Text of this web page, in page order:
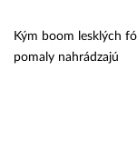
Kým boom lesklých
pomaly nahrádzajú